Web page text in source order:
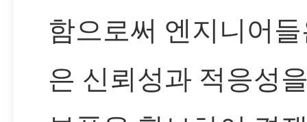
함으로써 엔지니어
은 신뢰성과 적응성